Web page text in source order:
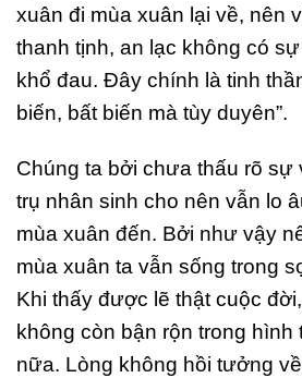
xuân đi mùa xuân lại về, nên
thanh tịnh, an lạc không có
khổ đau. Đây chính là tinh
biến, bất biến mà tùy duyên”.
Chúng ta bởi chưa thấu rõ sự
trụ nhân sinh cho nên vẫn lo
mùa xuân đến. Bởi như vậy
mùa xuân ta vẫn sống trong
Khi thấy được lẽ thật cuộc
không còn bận rộn trong
nữa. Lòng không hồi tưởng